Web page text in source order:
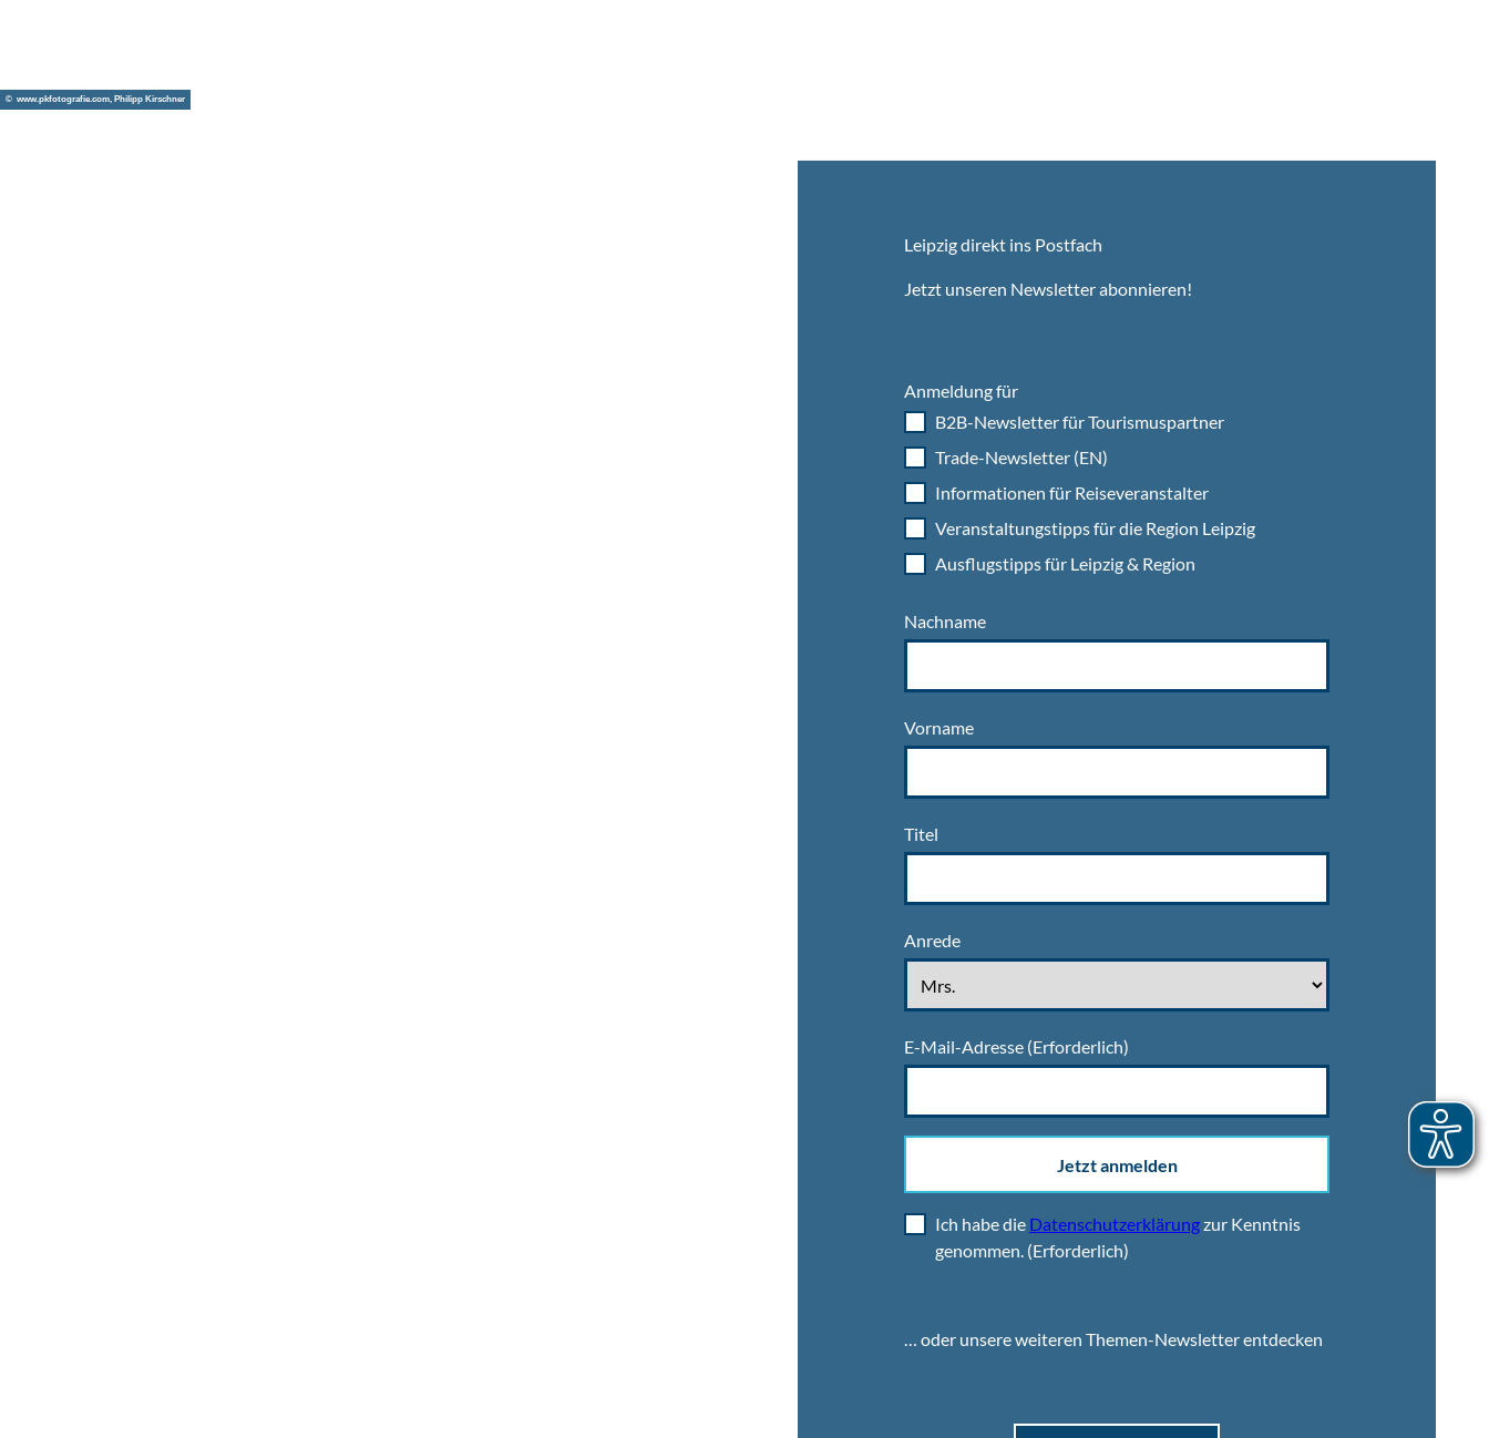
© www.pkfotografie.com, Philipp Kirschner
Leipzig direkt ins Postfach
Jetzt unseren Newsletter abonnieren!
Anmeldung für
B2B-Newsletter für Tourismuspartner
Trade-Newsletter (EN)
Informationen für Reiseveranstalter
Veranstaltungstipps für die Region Leipzig
Ausflugstipps für Leipzig & Region
Nachname
Vorname
Titel
Anrede
E-Mail-Adresse (Erforderlich)
Jetzt anmelden
Ich habe die Datenschutzerklärungzur Kenntnis
genommen. (Erforderlich)
… oder unsere weiteren Themen-Newsletter entdecken